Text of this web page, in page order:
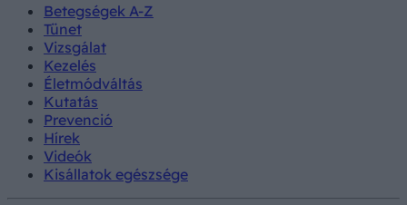
Betegségek A-Z
Tünet
Vizsgálat
Kezelés
Életmódváltás
Kutatás
Prevenció
Hírek
Videók
Kisállatok egészsége